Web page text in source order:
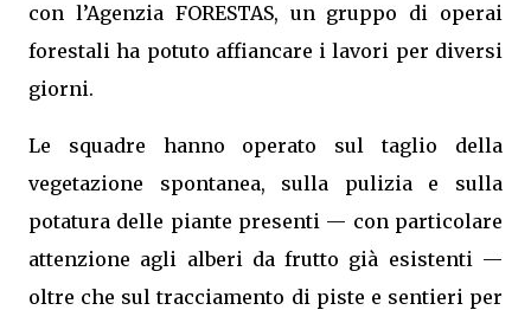
con l’Agenzia FORESTAS, un gruppo di operai
forestali ha potuto affiancare i lavori per diversi
giorni.
Le squadre hanno operato sul taglio della
vegetazione spontanea, sulla pulizia e sulla
potatura delle piante presenti — con particolare
attenzione agli alberi da frutto già esistenti —
oltre che sul tracciamento di piste e sentieri per